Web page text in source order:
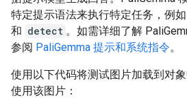
特定提示语法来执行特定任务，例如
和 detect 。如需详细了解
参阅 PaliGemma 提示和系统指令。
使用以下代码将测试图片加载到对
使用该图片：